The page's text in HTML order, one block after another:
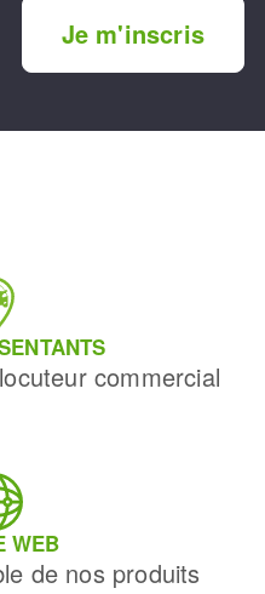
Je m'inscris
commercial
WEB
de nos produits